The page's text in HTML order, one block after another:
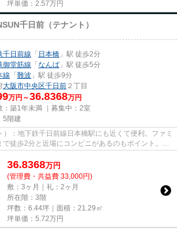
坪単価： 2.57万円
千日前（テナント）
千日前線 「 日本橋 」駅 徒歩2分
御堂筋線 「なんば 」駅 徒歩5分
線 「難波 」駅 徒歩9分
大阪市中央区千日前 ２丁目
万円～36.8368万円
：築1年未満 ｜募集中： 2室
5階建
：地下鉄千日前線日本橋駅にも近くて便利。ファミ
徒歩2分と近場にコンビニがあるのもポイント。こ
が...
36.8368万円
(管理費・共益費 33,000円)
敷：3ヶ月｜礼：2ヶ月
所在階：3階
坪数：6.44坪｜面積：21.29㎡
坪単価： 5.72万円